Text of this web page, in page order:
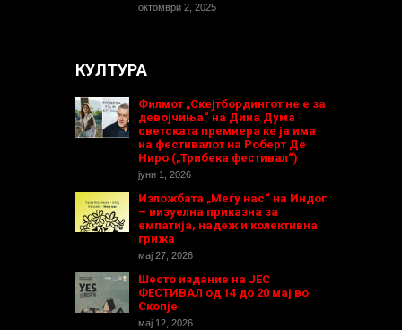
октомври 2, 2025
КУЛТУРА
Филмот „Скејтбордингот не е за
девојчиња“ на Дина Дума
светската премиера ќе ја има
на фестивалот на Роберт Де
Ниро („Трибека фестивал“)
јуни 1, 2026
Изложбата „Меѓу нас“ на Индог
– визуелна приказна за
емпатија, надеж и колективна
грижа
мај 27, 2026
Шесто издание на ЈЕС
ФЕСТИВАЛ од 14 до 20 мај во
Скопје
мај 12, 2026